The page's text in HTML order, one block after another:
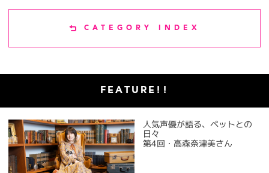
CATEGORY INDEX
FEATURE!!
人気声優が語る、ペットとの
日々
第4回・高森奈津美さん